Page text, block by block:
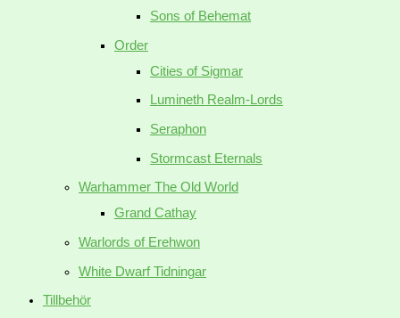
Sons of Behemat
Order
Cities of Sigmar
Lumineth Realm-Lords
Seraphon
Stormcast Eternals
Warhammer The Old World
Grand Cathay
Warlords of Erehwon
White Dwarf Tidningar
Tillbehör